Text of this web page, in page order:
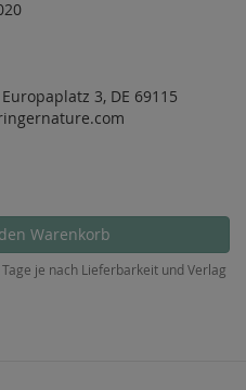
3, DE 69115
Warenkorb
je nach Lieferbarkeit und Verlag